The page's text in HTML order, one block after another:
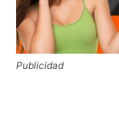
Publicidad